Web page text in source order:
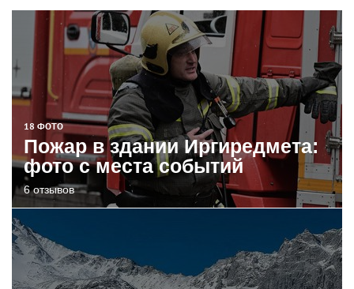
18 ФОТО
Пожар в здании Иргиредмета:
фото с места событий
6 отзывов